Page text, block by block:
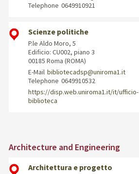
Telephone 0649910921
Scienze politiche
P.le Aldo Moro, 5
Edificio: CU002, piano 3
00185 Roma (ROMA)
E-Mail bibliotecadsp@uniroma1.it
Telephone 0649910532
https://disp.web.uniroma1.it/it/ufficio-
biblioteca
Architecture and Engineering
Architettura e progetto